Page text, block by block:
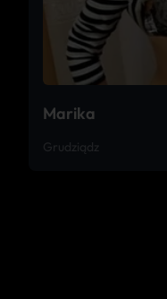
Marika
Grudziądz